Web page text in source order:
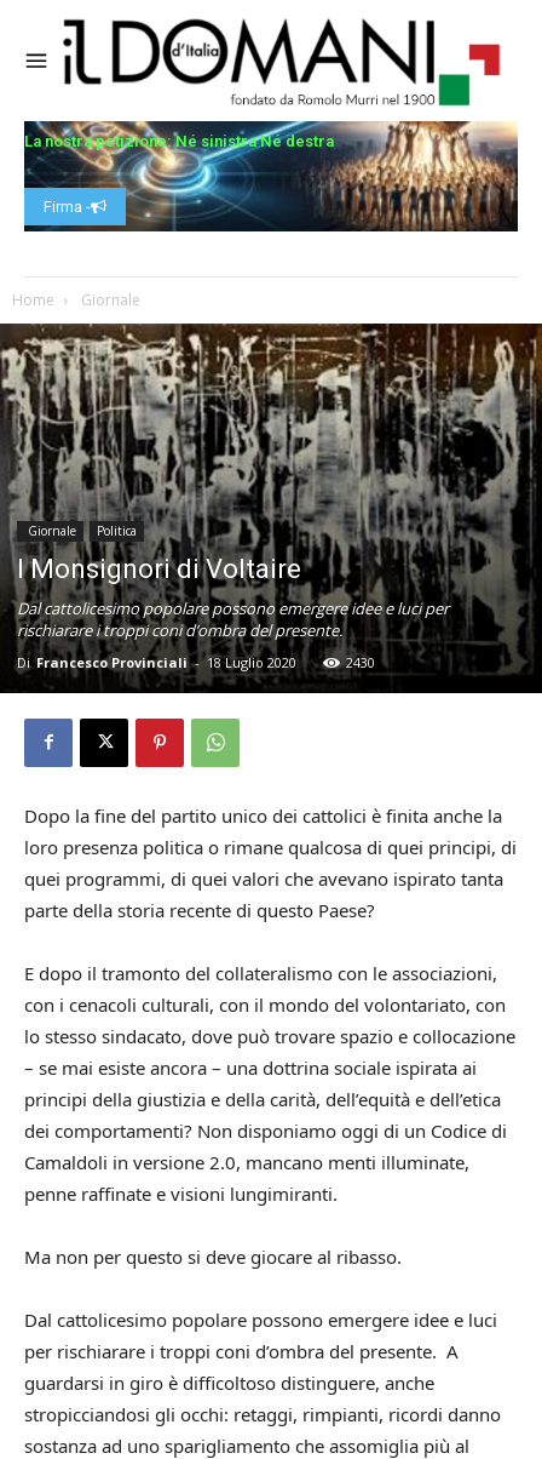
La nostra petizione: Né sinistra Né destra
Firma -
Home Giornale
Giornale Politica
I Monsignori di Voltaire
Dal cattolicesimo popolare possono emergere idee e luci per
rischiarare i troppi coni d’ombra del presente.
Di Francesco Provinciali - 18 Luglio 2020 2430
Dopo la fine del partito unico dei cattolici è finita anche la
loro presenza politica o rimane qualcosa di quei principi, di
quei programmi, di quei valori che avevano ispirato tanta
parte della storia recente di questo Paese?
E dopo il tramonto del collateralismo con le associazioni,
con i cenacoli culturali, con il mondo del volontariato, con
lo stesso sindacato, dove può trovare spazio e collocazione
– se mai esiste ancora – una dottrina sociale ispirata ai
principi della giustizia e della carità, dell’equità e dell’etica
dei comportamenti? Non disponiamo oggi di un Codice di
Camaldoli in versione 2.0, mancano menti illuminate,
penne raffinate e visioni lungimiranti.
Ma non per questo si deve giocare al ribasso.
Dal cattolicesimo popolare possono emergere idee e luci
per rischiarare i troppi coni d’ombra del presente. A
guardarsi in giro è difficoltoso distinguere, anche
stropicciandosi gli occhi: retaggi, rimpianti, ricordi danno
sostanza ad uno sparigliamento che assomiglia più al